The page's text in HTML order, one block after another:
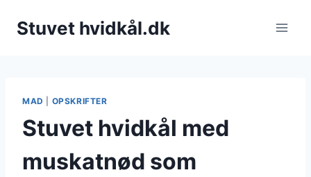
Stuvet hvidkål.dk
MAD OPSKRIFTER
Stuvet hvidkål med
muskatnød som